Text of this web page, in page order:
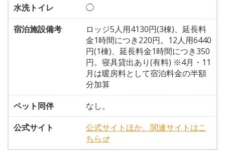
水洗トイレ
◯
宿泊施設備考
ロッジ5人用4130円(3棟)、延長料
金1時間につき220円。12人用6440
円(1棟)、延長料金1時間につき350
円。寝具貸出あり(有料) ※4月・11
月は暖房料として宿泊料金の半額
分加算
ペット同伴
なし。
公式サイト
公式サイトほか、関連サイトはこ
ちら